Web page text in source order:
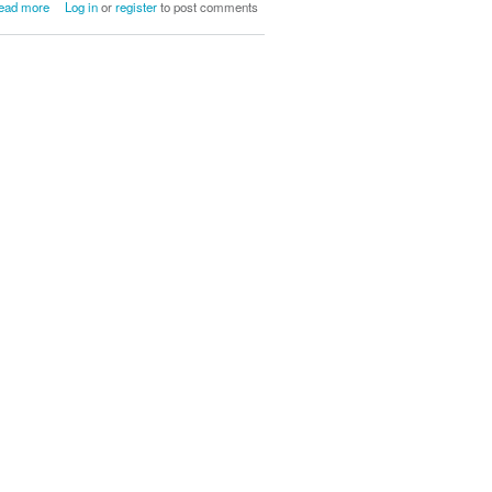
more Log inorregisterto post comments